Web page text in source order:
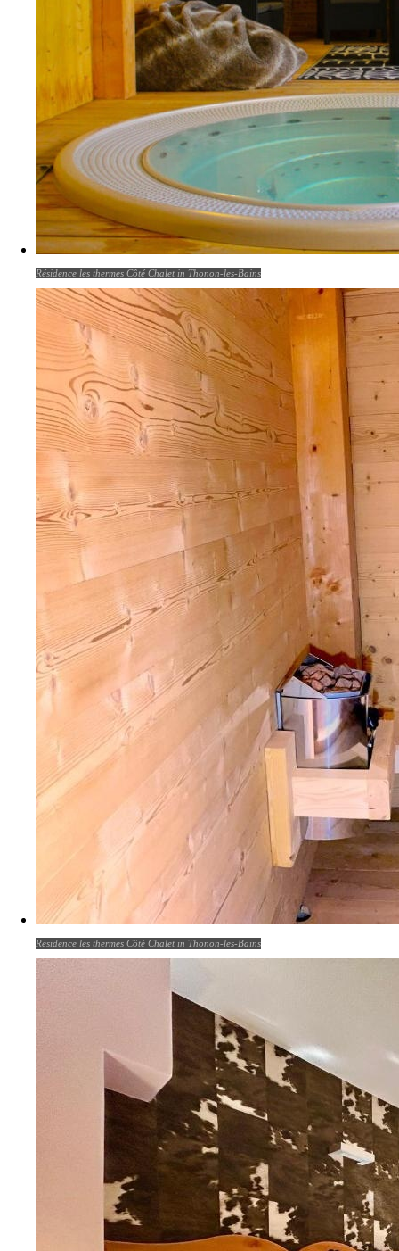
Résidence les thermes Côté Chalet in Thonon-les-Bains
Résidence les thermes Côté Chalet in Thonon-les-Bains